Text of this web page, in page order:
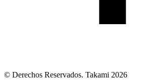
© Derechos Reservados. Takami 2026